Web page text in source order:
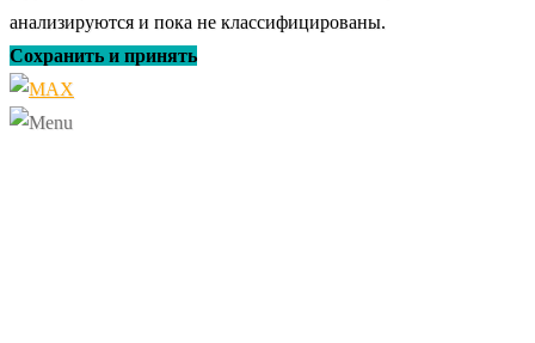
анализируются и пока не классифицированы.
Сохранить и принять